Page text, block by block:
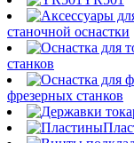
станочной оснастки
станков
фрезерных станков